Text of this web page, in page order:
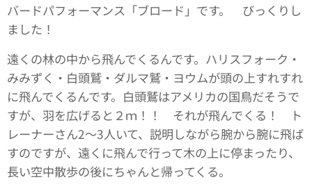
バードパフォーマンス「ブロード」です。 びっくりし
ました！
遠くの林の中から飛んでくるんです。ハリスフォーク・
みみずく・白頭鷲・ダルマ鷲・ヨウムが頭の上すれすれ
に飛んでくるんです。白頭鷲はアメリカの国鳥だそうで
すが、羽を広げると２ｍ！！ それが飛んでくる！ ト
レーナーさん2～3人いて、説明しながら腕から腕に飛ば
すのですが、遠くに飛んで行って木の上に停まったり、
長い空中散歩の後にちゃんと帰ってくる。